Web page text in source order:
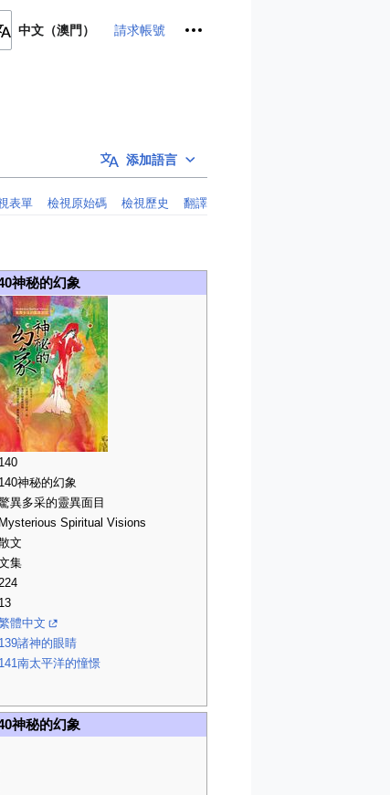
中文（澳門） 請求帳號 個人工具
添加語言
表單 檢視原始碼 檢視歷史 翻譯
神秘的幻象
140
140神秘的幻象
異多采的靈異面目
Mysterious Spiritual Visions
文
集
13
體中文
139諸神的眼睛
141南太平洋的憧憬
神秘的幻象